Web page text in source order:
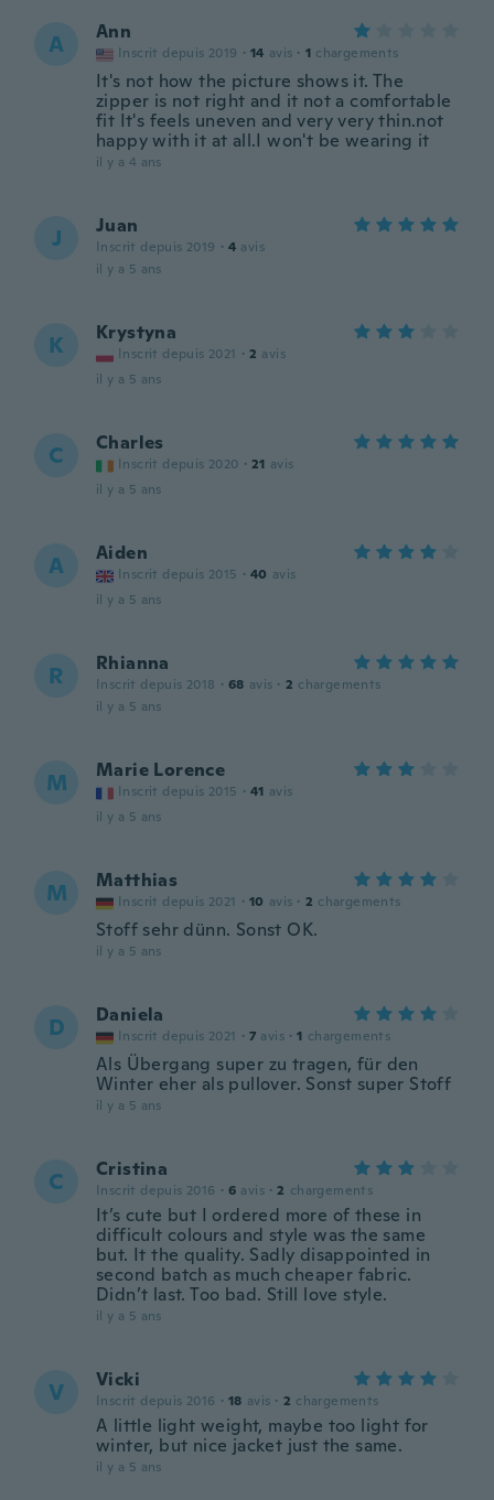
A Ann
Inscrit depuis 2019 · 14 avis · 1 chargements
It's not how the picture shows it. The
zipper is not right and it not a comfortable
fit It's feels uneven and very very thin.not
happy with it at all.I won't be wearing it
il y a 4 ans
J Juan
Inscrit depuis 2019 · 4 avis
il y a 5 ans
K Krystyna
Inscrit depuis 2021 · 2 avis
il y a 5 ans
C Charles
Inscrit depuis 2020 · 21 avis
il y a 5 ans
A Aiden
Inscrit depuis 2015 · 40 avis
il y a 5 ans
R Rhianna
Inscrit depuis 2018 · 68 avis · 2 chargements
il y a 5 ans
M Marie Lorence
Inscrit depuis 2015 · 41 avis
il y a 5 ans
M Matthias
Inscrit depuis 2021 · 10 avis · 2 chargements
Stoff sehr dünn. Sonst OK.
il y a 5 ans
D Daniela
Inscrit depuis 2021 · 7 avis · 1 chargements
Als Übergang super zu tragen, für den
Winter eher als pullover. Sonst super Stoff
il y a 5 ans
C Cristina
Inscrit depuis 2016 · 6 avis · 2 chargements
It’s cute but I ordered more of these in
difficult colours and style was the same
but. It the quality. Sadly disappointed in
second batch as much cheaper fabric.
Didn’t last. Too bad. Still love style.
il y a 5 ans
V Vicki
Inscrit depuis 2016 · 18 avis · 2 chargements
A little light weight, maybe too light for
winter, but nice jacket just the same.
il y a 5 ans